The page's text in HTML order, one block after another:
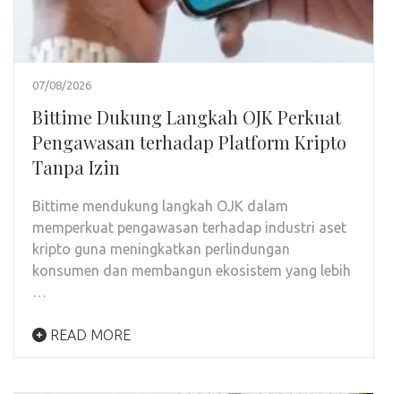
07/08/2026
Bittime Dukung Langkah OJK Perkuat
Pengawasan terhadap Platform Kripto
Tanpa Izin
Bittime mendukung langkah OJK dalam
memperkuat pengawasan terhadap industri aset
kripto guna meningkatkan perlindungan
konsumen dan membangun ekosistem yang lebih
…
READ MORE